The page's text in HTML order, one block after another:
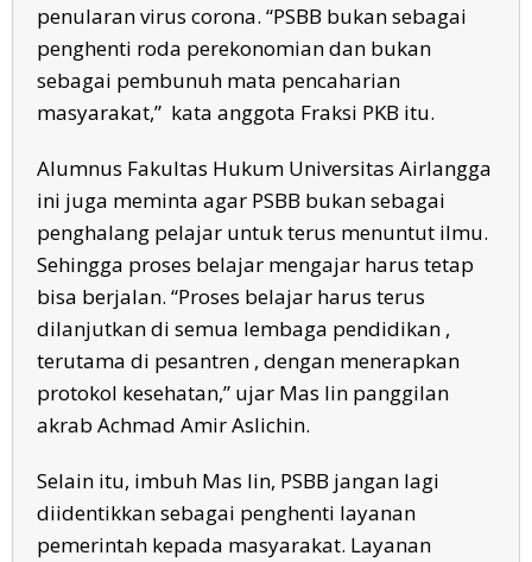
penularan virus corona. “PSBB bukan sebagai
penghenti roda perekonomian dan bukan
sebagai pembunuh mata pencaharian
masyarakat,” kata anggota Fraksi PKB itu.
Alumnus Fakultas Hukum Universitas Airlangga
ini juga meminta agar PSBB bukan sebagai
penghalang pelajar untuk terus menuntut ilmu.
Sehingga proses belajar mengajar harus tetap
bisa berjalan. “Proses belajar harus terus
dilanjutkan di semua lembaga pendidikan ,
terutama di pesantren , dengan menerapkan
protokol kesehatan,” ujar Mas Iin panggilan
akrab Achmad Amir Aslichin.
Selain itu, imbuh Mas Iin, PSBB jangan lagi
diidentikkan sebagai penghenti layanan
pemerintah kepada masyarakat. Layanan